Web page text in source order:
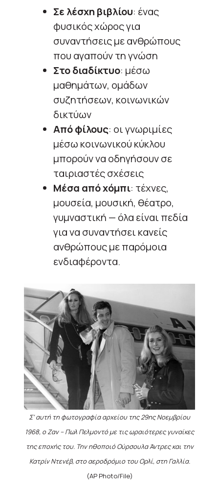
Σε λέσχη βιβλίου: ένας
φυσικός χώρος για
συναντήσεις με ανθρώπους
που αγαπούν τη γνώση
Στο διαδίκτυο: μέσω
μαθημάτων, ομάδων
συζητήσεων, κοινωνικών
δικτύων
Από φίλους: οι γνωριμίες
μέσω κοινωνικού κύκλου
μπορούν να οδηγήσουν σε
ταιριαστές σχέσεις
Μέσα από χόμπι: τέχνες,
μουσεία, μουσική, θέατρο,
γυμναστική — όλα είναι πεδία
για να συναντήσει κανείς
ανθρώπους με παρόμοια
ενδιαφέροντα.
Σ’ αυτή τη φωτογραφία αρχείου της 29ης Νοεμβρίου
1968, ο Ζαν – Πωλ Πελμοντό με τις ωραιότερες γυναίκες
της εποχής του. Την ηθοποιό Ούρσουλα Άντρες και την
Κατρίν Ντενέβ, στο αεροδρόμιο του Ορλί, στη Γαλλία.
(AP Photo/File)